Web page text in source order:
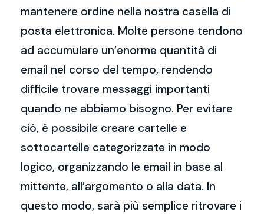
mantenere ordine nella nostra casella di
posta elettronica. Molte persone tendono
ad accumulare un’enorme quantità di
email nel corso del tempo, rendendo
difficile trovare messaggi importanti
quando ne abbiamo bisogno. Per evitare
ciò, è possibile creare cartelle e
sottocartelle categorizzate in modo
logico, organizzando le email in base al
mittente, all’argomento o alla data. In
questo modo, sarà più semplice ritrovare i